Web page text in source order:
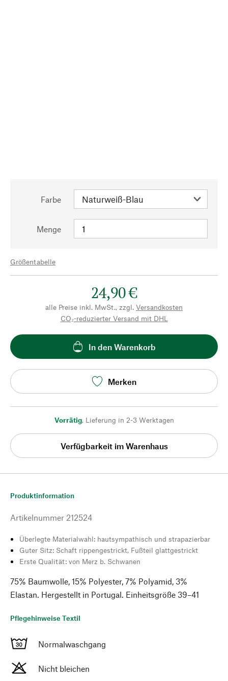
Farbe
Menge
Größentabelle
24,90 €
alle Preise inkl. MwSt., zzgl. Versandkosten
CO₂-reduzierter Versand mit DHL
In den Warenkorb
Merken
Vorrätig, Lieferung in 2-3 Werktagen
Verfügbarkeit im Warenhaus
Produktinformation
Artikelnummer 212524
Überlegte Materialwahl: hautsympathisch und strapazierbar
Guter Sitz: Schaft rippengestrickt, Fußteil glattgestrickt
Erste Qualität: von Merz b. Schwanen
75% Baumwolle, 15% Polyester, 7% Polyamid, 3%
Elastan. Hergestellt in Portugal. Einheitsgröße 39–41
Pflegehinweise Textil
Normalwaschgang
Nicht bleichen